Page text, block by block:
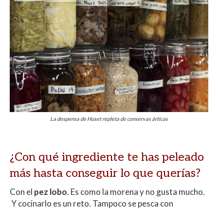
La despensa de Huset repleta de conservas árticas
¿Con qué ingrediente te has peleado
más hasta conseguir lo que querías?
Con el pez lobo. Es como la morena y no gusta mucho.
Y cocinarlo es un reto. Tampoco se pesca con